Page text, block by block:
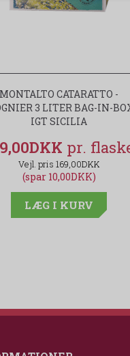
MONTALTO CATARATTO -
3 LITER BAG-IN-
IGT SICILIA
169,00DKK
(spar 10,00DKK)
LÆG I KURV